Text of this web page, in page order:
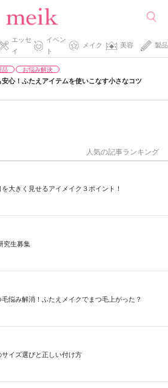
エッセ
イ
イベン
ト
メイク 美容 製品
品 お悩み解決
心！ふたえアイテムを使いこなす小さなコツ
人気の記事ランキング
大きく見せるアイメイク３ポイント！
究生募集
悩み解消！ふたえメイクでまつ毛上がった？
イズ選びと正しい付け方